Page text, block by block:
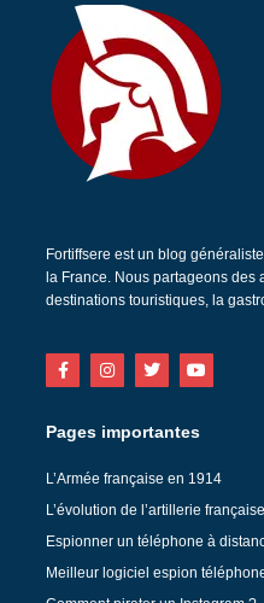
Fortiffsere est un blog
la France. Nous partageons des
destinations touristiques, la
Pages importantes
L’Armée française en 1914
L’évolution de l’artillerie
Espionner un téléphone à
Meilleur logiciel espion